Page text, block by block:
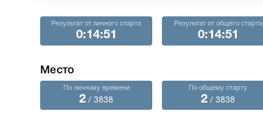
Результат от личного старта
0:14:51
Результат от общего старта
0:14:51
Место
По личному времени
2 / 3838
По общему старту
2 / 3838